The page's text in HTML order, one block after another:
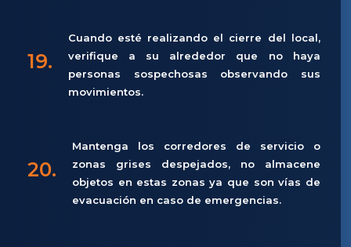
19.
Cuando esté realizando el cierre del local,
verifique a su alrededor que no haya
personas sospechosas observando sus
movimientos.
20.
Mantenga los corredores de servicio o
zonas grises despejados, no almacene
objetos en estas zonas ya que son vías de
evacuación en caso de emergencias.